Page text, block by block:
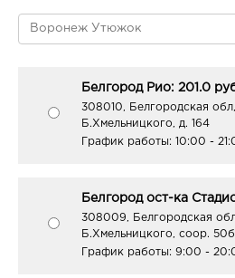
Белгород Рио: 201.0
308010, Белгородская
Б.Хмельницкого, д. 164
График работы: 10:00 -
Белгород ост-ка
308009, Белгородская
Б.Хмельницкого, соор. 50б
График работы: 9:00 -